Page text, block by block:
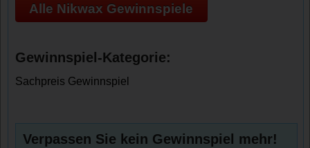
Alle Nikwax Gewinnspiele
Gewinnspiel-Kategorie:
Sachpreis Gewinnspiel
Verpassen Sie kein Gewinnspiel mehr!